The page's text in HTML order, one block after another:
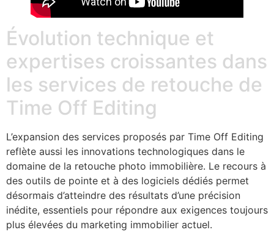
Évolution technique et
expertises croissantes dans
les services de retouche de
Time Off Editing
L’expansion des services proposés par Time Off Editing
reflète aussi les innovations technologiques dans le
domaine de la retouche photo immobilière. Le recours à
des outils de pointe et à des logiciels dédiés permet
désormais d’atteindre des résultats d’une précision
inédite, essentiels pour répondre aux exigences toujours
plus élevées du marketing immobilier actuel.